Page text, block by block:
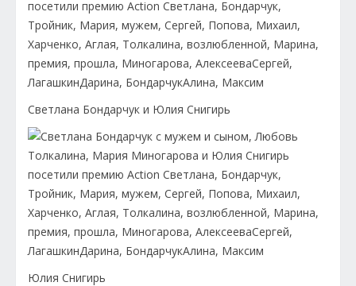
Светлана Бондарчук и Юлия Снигирь
Юлия Снигирь